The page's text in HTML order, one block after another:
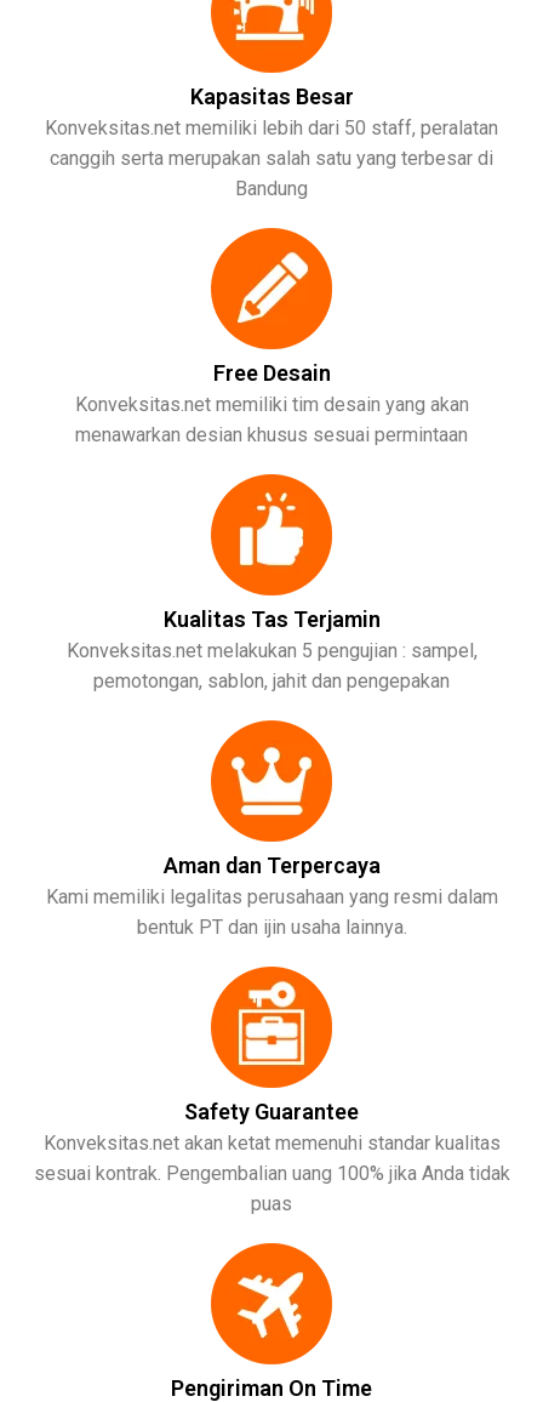
Kapasitas Besar
Konveksitas.net memiliki lebih dari 50 staff, peralatan
canggih serta merupakan salah satu yang terbesar di
Bandung
Free Desain
Konveksitas.net memiliki tim desain yang akan
menawarkan desian khusus sesuai permintaan
Kualitas Tas Terjamin
Konveksitas.net melakukan 5 pengujian : sampel,
pemotongan, sablon, jahit dan pengepakan
Aman dan Terpercaya
Kami memiliki legalitas perusahaan yang resmi dalam
bentuk PT dan ijin usaha lainnya.
Safety Guarantee
Konveksitas.net akan ketat memenuhi standar kualitas
sesuai kontrak. Pengembalian uang 100% jika Anda tidak
puas
Pengiriman On Time